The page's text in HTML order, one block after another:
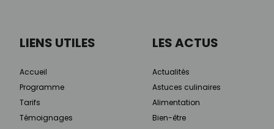
LIENS UTILES
Accueil
Programme
Tarifs
Témoignages
LES ACTUS
Actualités
Astuces culinaires
Alimentation
Bien-être